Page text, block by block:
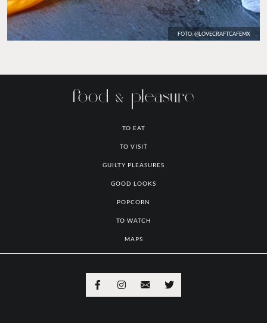
FOTO: @LOVECRAFTCAFEMX
TO EAT
TO VISIT
GUILTY PLEASURES
GOOD LOOKS
POPCORN
TO WATCH
MAPS